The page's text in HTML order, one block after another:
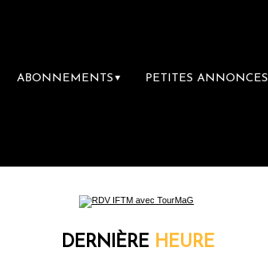
ABONNEMENTS ▼ PETITES ANNONCES
DERNIÈRE HEURE